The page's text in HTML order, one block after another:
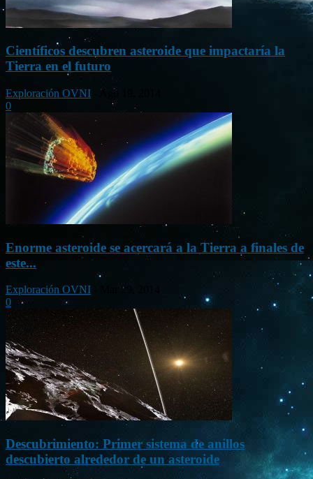
Científicos descubren asteroide que impactaría la
Tierra en el futuro
Exploración OVNI
Ago 19, 2014
0
Enorme asteroide se acercará a la Tierra a finales de
este...
Exploración OVNI
Mar 29, 2014
0
Descubrimiento: Primer sistema de anillos
descubierto alrededor de un asteroide